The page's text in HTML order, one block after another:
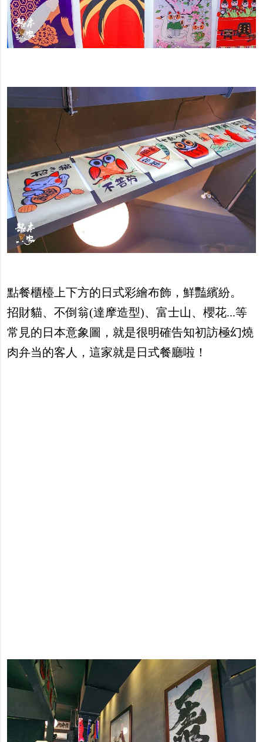
點餐櫃檯上下方的日式彩繪布飾，鮮豔繽紛。
招財貓、不倒翁(達摩造型)、富士山、櫻花...等
常見的日本意象圖，就是很明確告知初訪極幻燒
肉弁当的客人，這家就是日式餐廳啦！